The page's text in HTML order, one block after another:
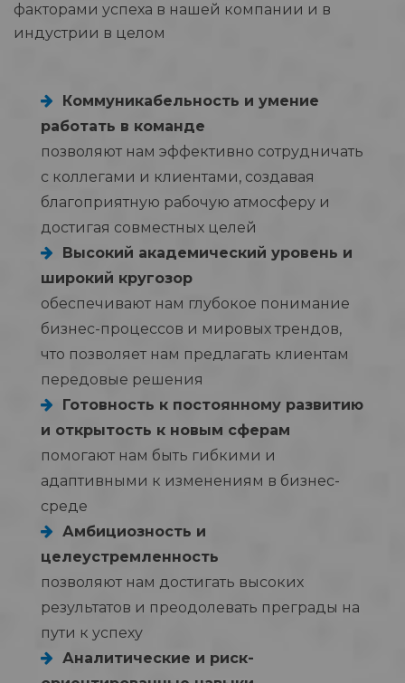
факторами успеха в нашей компании и в
индустрии в целом
Коммуникабельность и умение
работать в команде
позволяют нам эффективно сотрудничать
с коллегами и клиентами, создавая
благоприятную рабочую атмосферу и
достигая совместных целей
Высокий академический уровень и
широкий кругозор
обеспечивают нам глубокое понимание
бизнес-процессов и мировых трендов,
что позволяет нам предлагать клиентам
передовые решения
Готовность к постоянному развитию
и открытость к новым сферам
помогают нам быть гибкими и
адаптивными к изменениям в бизнес-
среде
Амбициозность и
целеустремленность
позволяют нам достигать высоких
результатов и преодолевать преграды на
пути к успеху
Аналитические и риск-